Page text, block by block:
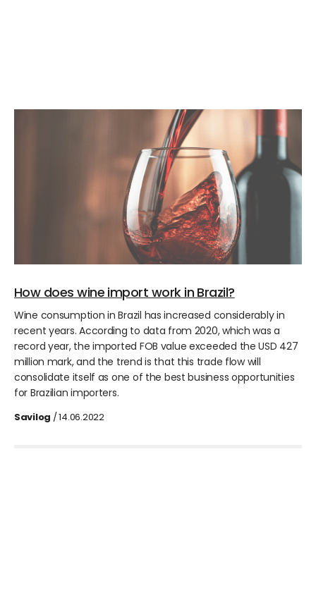
How does wine import work in Brazil?
Wine consumption in Brazil has increased considerably in
recent years. According to data from 2020, which was a
record year, the imported FOB value exceeded the USD 427
million mark, and the trend is that this trade flow will
consolidate itself as one of the best business opportunities
for Brazilian importers.
Savilog / 14.06.2022